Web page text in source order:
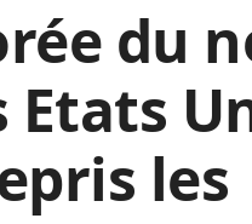
du
Etats
les